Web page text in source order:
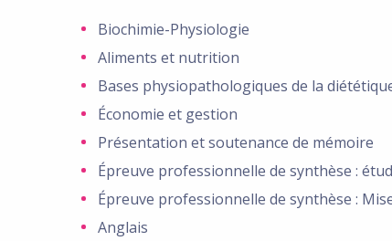
Biochimie-Physiologie
Aliments et nutrition
Bases physiopathologiques de la
Économie et gestion
Présentation et soutenance de mémoire
Épreuve professionnelle de synthèse :
Épreuve professionnelle de synthèse :
Anglais